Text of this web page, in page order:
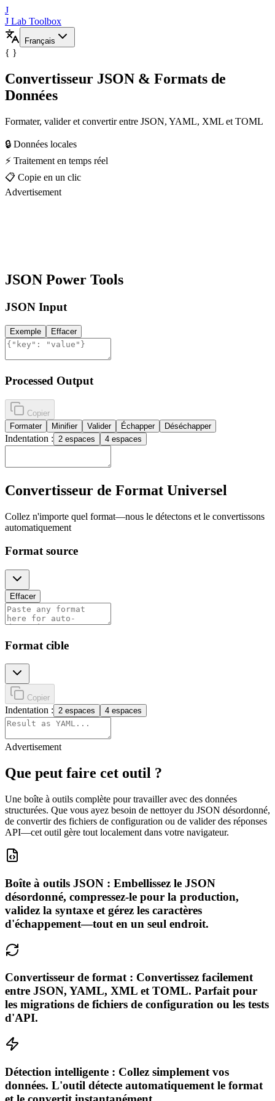
J
J Lab Toolbox
Français
{ }
Convertisseur JSON & Formats de
Données
Formater, valider et convertir entre JSON, YAML, XML et TOML
🔒 Données locales
⚡ Traitement en temps réel
📋 Copie en un clic
Advertisement
JSON Power Tools
JSON Input
Exemple Effacer
Processed Output
Copier
Formater
Minifier Valider Échapper Déséchapper
Indentation : 2 espaces 4 espaces
Convertisseur de Format Universel
Collez n'importe quel format—nous le détectons et le convertissons
automatiquement
Format source
Effacer
Format cible
Copier
Indentation : 2 espaces 4 espaces
Advertisement
Que peut faire cet outil ?
Une boîte à outils complète pour travailler avec des données
structurées. Que vous ayez besoin de nettoyer du JSON désordonné,
de convertir des fichiers de configuration ou de valider des réponses
API—cet outil gère tout localement dans votre navigateur.
Boîte à outils JSON : Embellissez le JSON
désordonné, compressez-le pour la production,
validez la syntaxe et gérez les caractères
d'échappement—tout en un seul endroit.
Convertisseur de format : Convertissez facilement
entre JSON, YAML, XML et TOML. Parfait pour
les migrations de fichiers de configuration ou les tests
d'API.
Détection intelligente : Collez simplement vos
données. L'outil détecte automatiquement le format